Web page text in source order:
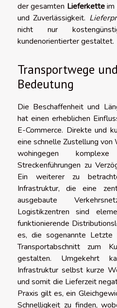
der gesamten Lieferketteim
und Zuverlässigkeit.
nicht nur
kundenorientierter gestaltet.
Transportwege
Bedeutung
Die Beschaffenheit und
hat einen erheblichen
E-Commerce. Direkte und
eine schnelle Zustellung von
wohingegen
Streckenführungen zu
Ein weiterer zu
Infrastruktur, die eine
ausgebaute
Logistikzentren sind
funktionierende
es, die sogenannte
Transportabschnitt zum
gestalten. Umgekehrt
Infrastruktur selbst kurze
und somit die Lieferzeit
Praxis gilt es, ein
Schnelligkeit zu finden,